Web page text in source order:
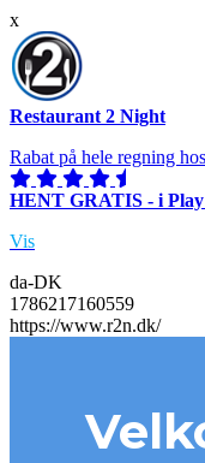
x
Restaurant 2 Night
Rabat på hele regning
HENT GRATIS - i
Vis
da-DK
1786217160559
https://www.r2n.dk/